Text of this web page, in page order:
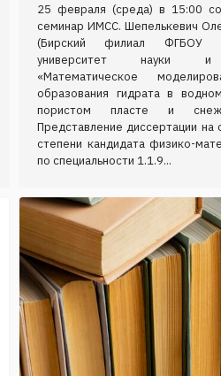
25 февраля (среда) в 15:00
семинар ИМСС. Шепелькевич
(Бирский филиал ФГБОУ
университет науки и
«Математическое
образования гидрата в
пористом пласте и
Представление диссертации на
степени кандидата физико-
по специальности 1.1.9...